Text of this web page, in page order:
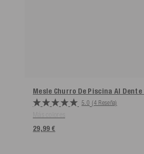
Mesle Churro De Piscina Al
5.0 (4 Reseña)
29,99 €